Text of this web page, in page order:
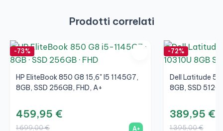
Prodotti correlati
-73%
HP EliteBook 850 G8 15,6" I5 1145G7,
8GB, SSD 256GB, FHD, A+
459,95 €
1.699,00 € A+
-72%
Dell Latitude
8GB, SSD
389,95 €
1.395,00 €